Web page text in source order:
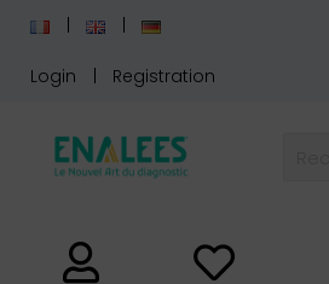
Login Registration